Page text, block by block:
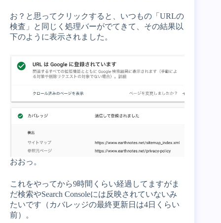
お？と思ってクリックすると、いつもの「URLの
検査」と同じく処理バーがでてきて、その結果以
下のように表示されました。
おおっ。
これをやってから9時間くらい経過してますがま
だ検索やSearch Consoleには反映されていないみ
たいです（カバレッジの最終更新日は4日くらい
前）。